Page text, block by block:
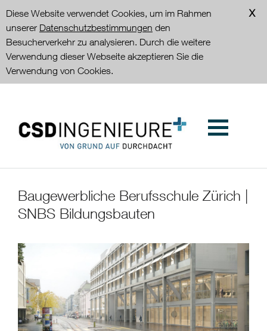
Diese Website verwendet Cookies, um im Rahmen
unserer Datenschutzbestimmungen den
Besucherverkehr zu analysieren. Durch die weitere
Verwendung dieser Webseite akzeptieren Sie die
Verwendung von Cookies.
Baugewerbliche Berufsschule Zürich |
SNBS Bildungsbauten